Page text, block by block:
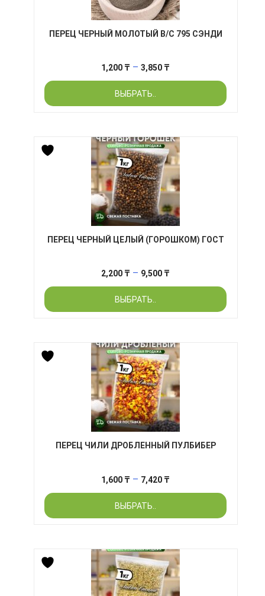
ПЕРЕЦ ЧЕРНЫЙ МОЛОТЫЙ В/С 795 СЭНДИ
1,200 ₸ – 3,850 ₸
цен:
–
ВЫБРАТЬ..
ПЕРЕЦ ЧЕРНЫЙ ЦЕЛЫЙ (ГОРОШКОМ) ГОСТ
2,200 ₸ – 9,500 ₸
цен:
–
ВЫБРАТЬ..
ПЕРЕЦ ЧИЛИ ДРОБЛЕННЫЙ ПУЛБИБЕР
1,600 ₸ – 7,420 ₸
цен:
–
ВЫБРАТЬ..